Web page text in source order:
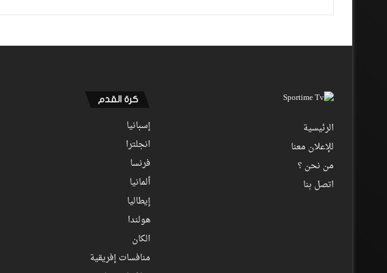
الرئيسية
للإعلان معنا
من نحن ؟
اتصل بنا
كرة القدم
إسبانيا
انجلترا
فرنسا
ألمانيا
إيطاليا
هولندا
الكان
منافسات إفريقية